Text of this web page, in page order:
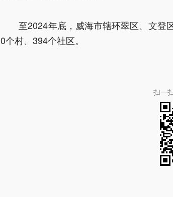
至2024年底，威海市辖环翠区、文登
0个村、394个社区。
扫一